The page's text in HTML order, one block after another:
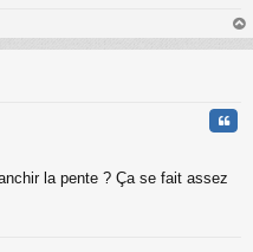
au
la pente ? Ça se fait assez